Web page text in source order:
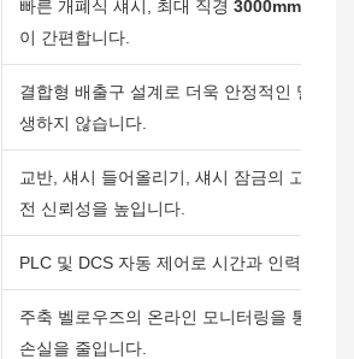
빠른 개폐식 섀시, 최대 직경 3000mm
이 간편합니다.
결합형 배출구 설계로 더욱 안정적인 밀봉
생하지 않습니다.
교반, 섀시 들어올리기, 섀시 잠금의 고정밀
전 신뢰성을 높입니다.
PLC 및 DCS 자동 제어로 시간과 인력을 절
주축 벨로우즈의 온라인 모니터링을 통해
손실을 줄입니다.